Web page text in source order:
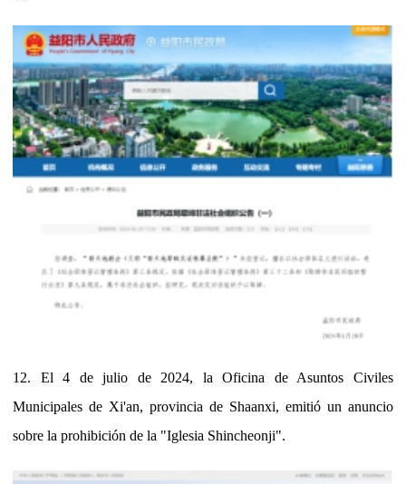
12. El 4 de julio de 2024, la Oficina de Asuntos Civiles
Municipales de Xi'an, provincia de Shaanxi, emitió un anuncio
sobre la prohibición de la "Iglesia Shincheonji".